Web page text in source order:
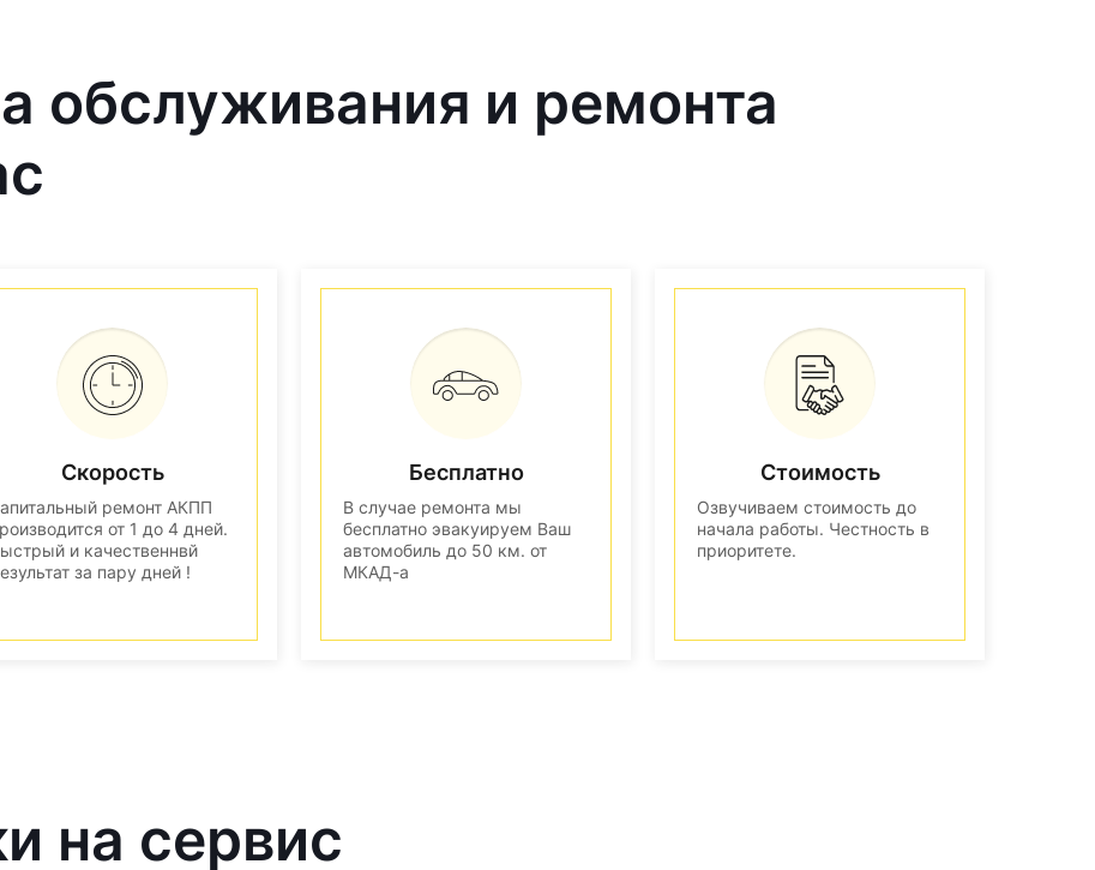
обслуживания и ремонта
Скорость
ремонт АКПП
от 1 до 4 дней.
и качественнвй
за пару дней !
Бесплатно
В случае ремонта мы
бесплатно эвакуируем Ваш
автомобиль до 50 км. от
МКАД-а
Стоимость
Озвучиваем стоимость до
начала работы. Честность в
приоритете.
на сервис